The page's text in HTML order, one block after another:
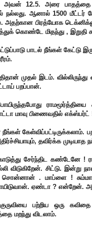
அவன் 12.5.அரை பாதத்தை
நல்லது. ஆனால் 1500
அதற்கான பிரத்யோக
கொண்டே மிதந்து , இறுதி
பாடல் நீங்கள் கேட்டு
முதல் இடம். வில்லிருந்து
பறப்பான்.
மாவு பிணைவதில் எக்ஸ்பர்ட்
கேள்விப்பட்டிருக்கலாம்.
தவிர்க்க முடியாத
சேர்ந்திட கண்டேனே !
விடுகிறேன். சிட்டு.
. மாப்ளை !
ஏண்டா ? என்றேன்.
பற்றிய ஒரு
மறந்து விடலாம்.